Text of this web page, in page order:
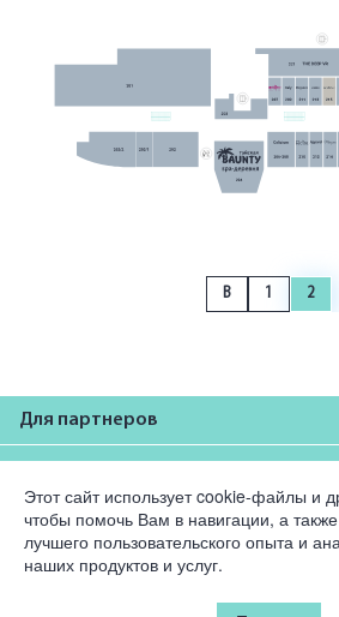
B 1 2
Для партнеров
Юридическая информация
© 2026 Korston Club Hotel.
Этот сайт использует cookie-файлы и
чтобы помочь Вам в навигации, а
лучшего пользовательского опыта и
наших продуктов и услуг.